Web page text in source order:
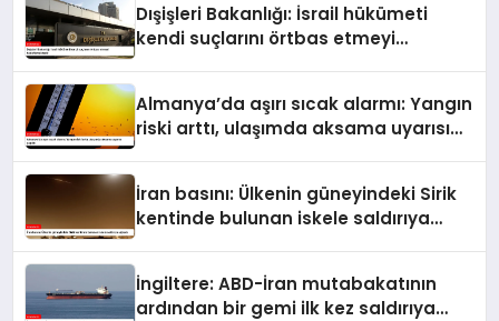
Dışişleri Bakanlığı: İsrail hükümeti
kendi suçlarını örtbas etmeyi
Almanya’da aşırı sıcak alarmı: Yangın
riski arttı, ulaşımda aksama uyarısı
İran basını: Ülkenin güneyindeki Sirik
kentinde bulunan iskele saldırıya
İngiltere: ABD-İran mutabakatının
ardından bir gemi ilk kez saldırıya